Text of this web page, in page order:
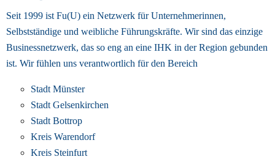
Seit 1999 ist Fu(U) ein Netzwerk für Unternehmerinnen,
Businessnetzwerk, das so eng an eine IHK in der Region gebunden
ist. Wir fühlen uns verantwortlich für den Bereich
Stadt Münster
Stadt Gelsenkirchen
Stadt Bottrop
Kreis Warendorf
Kreis Steinfurt